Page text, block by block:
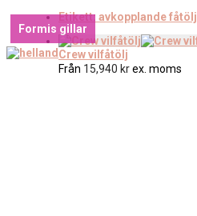
Etikett: avkopplande fåtölj
Formis gillar
Crew vilfåtölj
Från 15,940 krex. moms